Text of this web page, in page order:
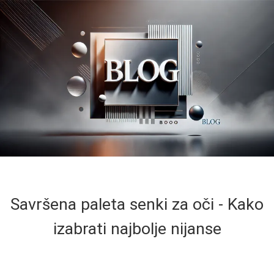
Savršena paleta senki za oči - Kako
izabrati najbolje nijanse